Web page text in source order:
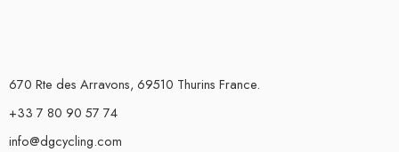
670 Rte des Arravons, 69510 Thurins France.
+33 7 80 90 57 74
info@dgcycling.com